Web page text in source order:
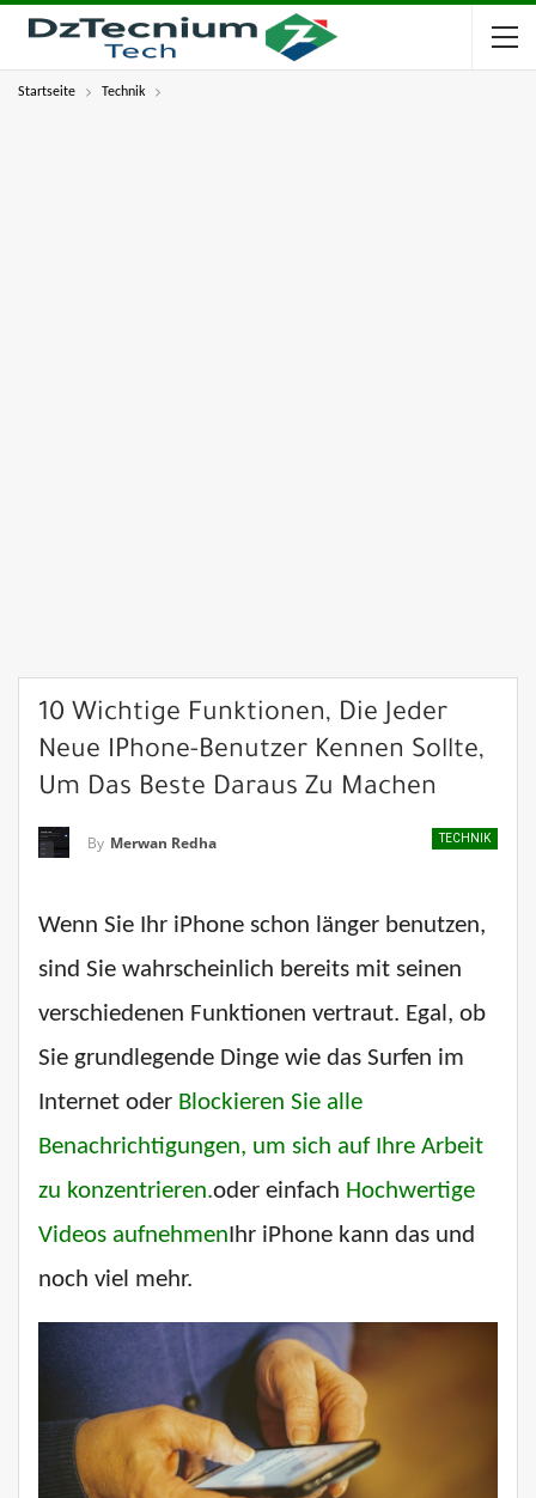
Startseite Technik
10 Wichtige Funktionen, Die Jeder
Neue IPhone-Benutzer Kennen Sollte,
Um Das Beste Daraus Zu Machen
TECHNIK
By Merwan Redha
Wenn Sie Ihr iPhone schon länger benutzen,
sind Sie wahrscheinlich bereits mit seinen
verschiedenen Funktionen vertraut. Egal, ob
Sie grundlegende Dinge wie das Surfen im
Internet oder Blockieren Sie alle
Benachrichtigungen, um sich auf Ihre Arbeit
zu konzentrieren.oder einfach Hochwertige
Videos aufnehmenIhr iPhone kann das und
noch viel mehr.